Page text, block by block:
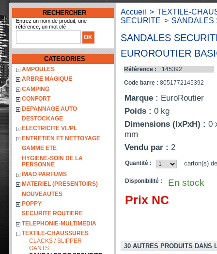
RECHERCHER
Entrez un nom de produit, une
référence, un mot clé :
CATEGORIES
AMPOULES
ARBRE MAGIQUE
CAMPING
CONFORT
DEPANNAGE AUTO
DESTOCKAGE
ELECTRICITE VL/PL
ENTRETIEN ET NETTOYAGE
GAMME ETE
HYGIENE-SOIN DE LA
PERSONNE
IMAO PARFUMS
MATERIEL (PRESENTOIRS)
NOUVEAUTES
POPPY
SECURITE ROUTIERE
TELEPHONIE-MULTIMEDIA
TEXTILE-CHAUSSURES
CLACKS / SLIPPER
GANTS
Accueil > TEXTILE-
SECURITE > SANDALES
SANDALES
EUROROUTIER
Référence :
145392
Code barre : 8051772145392
Marque : EuroRoutier
Poids :0 kg
Dimensions (lxPxH) :0
mm
Vendu par :2
Quantité : carton(s)
Disponibilité : En stock
Prix NC
30 AUTRES PRODUITS DANS